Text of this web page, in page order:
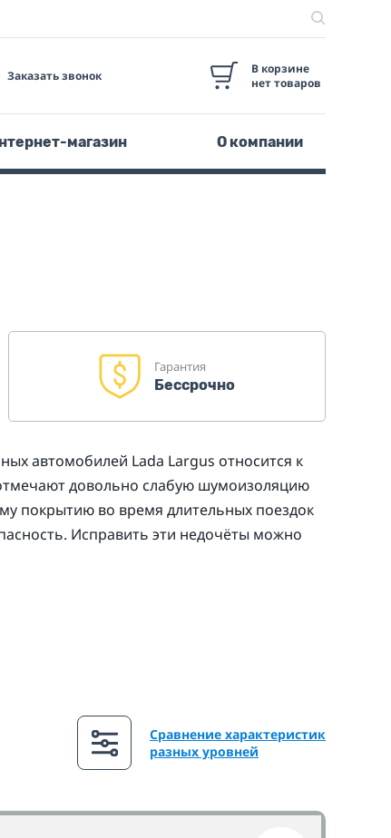
Заказать звонок
В корзине
нет товаров
магазин О компании
Гарантия
Бессрочно
автомобилей Lada Largus относится к
довольно слабую шумоизоляцию
покрытию во время длительных поездок
Исправить эти недочёты можно
Сравнение характеристик
разных уровней